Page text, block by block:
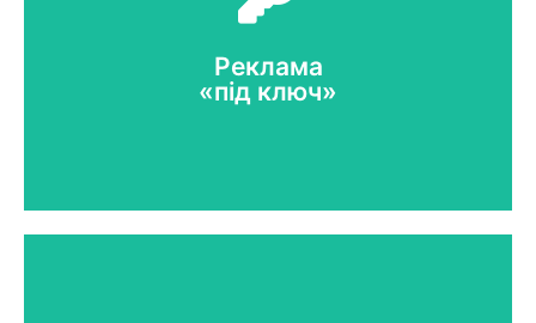
Реклама
«під ключ»